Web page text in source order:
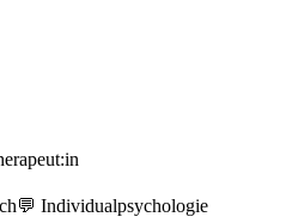
💬 Individualpsychologie